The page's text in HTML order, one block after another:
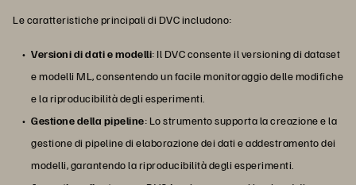
Le caratteristiche principali di DVC includono:
Versioni di dati e modelli: Il DVC consente il versioning di dataset
e modelli ML, consentendo un facile monitoraggio delle modifiche
e la riproducibilità degli esperimenti.
Gestione della pipeline: Lo strumento supporta la creazione e la
gestione di pipeline di elaborazione dei dati e addestramento dei
modelli, garantendo la riproducibilità degli esperimenti.